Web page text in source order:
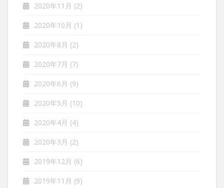
2020年11月 (2)
2020年10月 (1)
2020年8月 (2)
2020年7月 (7)
2020年6月 (9)
2020年5月 (10)
2020年4月 (4)
2020年3月 (2)
2019年12月 (6)
2019年11月 (9)